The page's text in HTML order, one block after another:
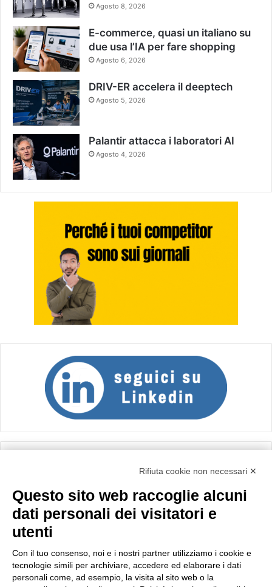
Agosto 8, 2026
E-commerce, quasi un italiano su
due usa l’IA per fare shopping
Agosto 6, 2026
DRIV-ER accelera il deeptech
Agosto 5, 2026
Palantir attacca i laboratori AI
Agosto 4, 2026
Importo netto (€):
Rifiuta cookie non necessari ✕
Questo sito web raccoglie alcuni
dati personali dei visitatori e
utenti
Con il tuo consenso, noi e i nostri partner utilizziamo i cookie e
tecnologie simili per archiviare, accedere ed elaborare i dati
personali come, ad esempio, la visita al sito web o la